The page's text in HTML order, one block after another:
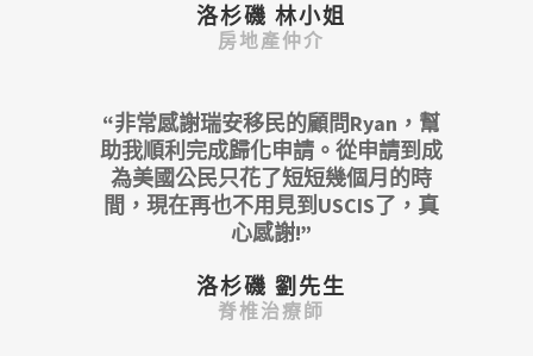
洛杉磯 林小姐
房地產仲介
“非常感謝瑞安移民的顧問Ryan，幫
助我順利完成歸化申請。從申請到成
為美國公民只花了短短幾個月的時
間，現在再也不用見到USCIS了，真
心感謝!”
洛杉磯 劉先生
脊椎治療師